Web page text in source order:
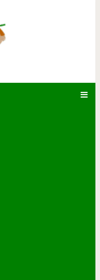
нарисованной,